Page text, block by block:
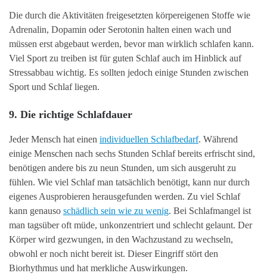
Die durch die Aktivitäten freigesetzten körpereigenen Stoffe wie
Adrenalin, Dopamin oder Serotonin halten einen wach und
müssen erst abgebaut werden, bevor man wirklich schlafen kann.
Viel Sport zu treiben ist für guten Schlaf auch im Hinblick auf
Stressabbau wichtig. Es sollten jedoch einige Stunden zwischen
Sport und Schlaf liegen.
9. Die richtige Schlafdauer
Jeder Mensch hat einen individuellen Schlafbedarf. Während
einige Menschen nach sechs Stunden Schlaf bereits erfrischt sind,
benötigen andere bis zu neun Stunden, um sich ausgeruht zu
fühlen. Wie viel Schlaf man tatsächlich benötigt, kann nur durch
eigenes Ausprobieren herausgefunden werden. Zu viel Schlaf
kann genauso schädlich sein wie zu wenig. Bei Schlafmangel ist
man tagsüber oft müde, unkonzentriert und schlecht gelaunt. Der
Körper wird gezwungen, in den Wachzustand zu wechseln,
obwohl er noch nicht bereit ist. Dieser Eingriff stört den
Biorhythmus und hat merkliche Auswirkungen.